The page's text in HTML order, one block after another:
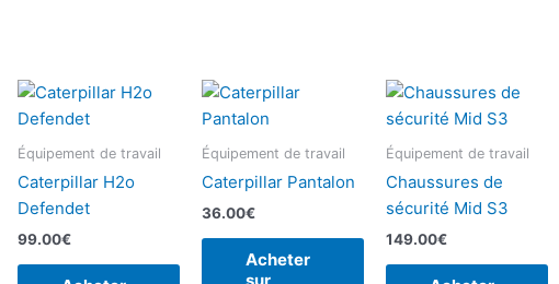
Équipement de travail
Caterpillar H2o
Defendet
99.00€
Équipement de travail
Caterpillar Pantalon
36.00€
Acheter
Équipement de travail
Chaussures de
sécurité Mid S3
149.00€